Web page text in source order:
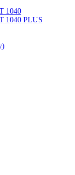
1040
1040 PLUS